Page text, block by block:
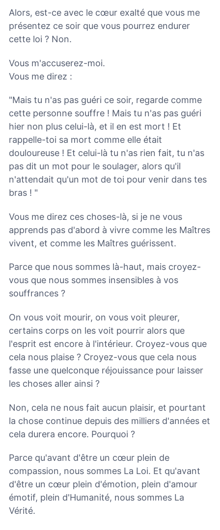
Alors, est-ce avec le cœur exalté que vous me
présentez ce soir que vous pourrez endurer
cette loi ? Non.
Vous m'accuserez-moi.
Vous me direz :
"Mais tu n'as pas guéri ce soir, regarde comme
cette personne souffre ! Mais tu n'as pas guéri
hier non plus celui-là, et il en est mort ! Et
rappelle-toi sa mort comme elle était
douloureuse ! Et celui-là tu n'as rien fait, tu n'as
pas dit un mot pour le soulager, alors qu'il
n'attendait qu'un mot de toi pour venir dans tes
bras ! "
Vous me direz ces choses-là, si je ne vous
apprends pas d'abord à vivre comme les Maîtres
vivent, et comme les Maîtres guérissent.
Parce que nous sommes là-haut, mais croyez-
vous que nous sommes insensibles à vos
souffrances ?
On vous voit mourir, on vous voit pleurer,
certains corps on les voit pourrir alors que
l'esprit est encore à l'intérieur. Croyez-vous que
cela nous plaise ? Croyez-vous que cela nous
fasse une quelconque réjouissance pour laisser
les choses aller ainsi ?
Non, cela ne nous fait aucun plaisir, et pourtant
la chose continue depuis des milliers d'années et
cela durera encore. Pourquoi ?
Parce qu'avant d'être un cœur plein de
compassion, nous sommes La Loi. Et qu'avant
d'être un cœur plein d'émotion, plein d'amour
émotif, plein d'Humanité, nous sommes La
Vérité.